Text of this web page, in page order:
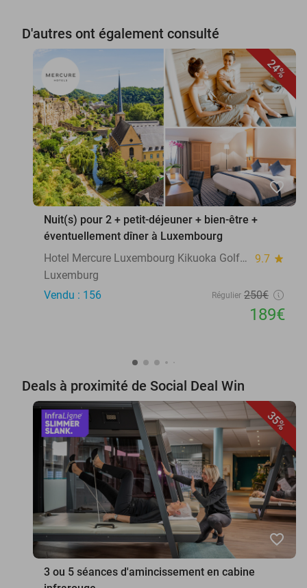
D'autres ont également consulté
24%
favorite_border
Nuit(s) pour 2 + petit-déjeuner + bien-être +
éventuellement dîner à Luxembourg
Hotel Mercure Luxembourg Kikuoka Golf & Spa
9.7 star
Luxemburg
Vendu : 156
Régulier 250€
189€
Deals à proximité de Social Deal Win
35%
favorite_border
3 ou 5 séances d'amincissement en cabine